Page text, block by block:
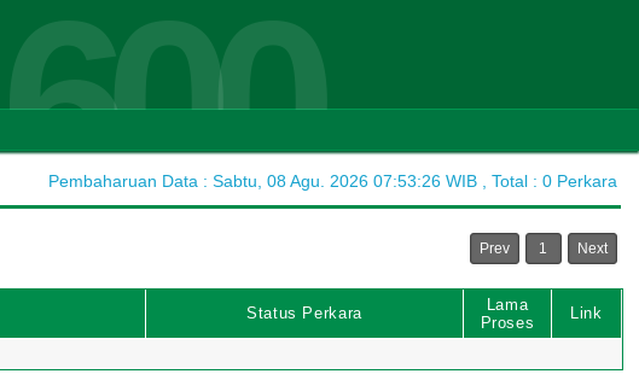
600
Pembaharuan Data : Sabtu, 08 Agu. 2026 07:53:26 WIB , Total : 0 Perkara
Prev 1 Next
Status Perkara
Lama
Proses
Link